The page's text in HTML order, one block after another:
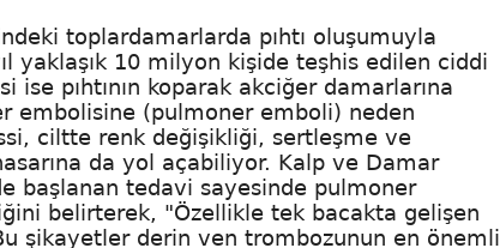
toplardamarlarda pıhtı oluşumuyla
yaklaşık 10 milyon kişide teşhis edilen ciddi
pıhtının koparak akciğer damarlarına
embolisine (pulmoner emboli) neden
ciltte renk değişikliği, sertleşme ve
da yol açabiliyor. Kalp ve Damar
başlanan tedavi sayesinde pulmoner
belirterek, "Özellikle tek bacakta gelişen
şikayetler derin ven trombozunun en önemli